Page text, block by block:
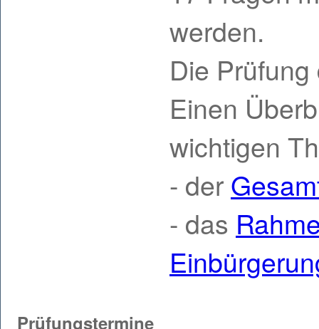
werden.
Die
Einen
wichtigen
- der
- das
Prüfungstermine